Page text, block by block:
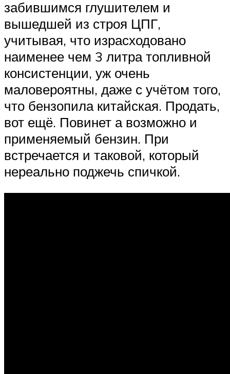
забившимся глушителем и
вышедшей из строя ЦПГ,
учитывая, что израсходовано
наименее чем 3 литра топливной
консистенции, уж очень
маловероятны, даже с учётом того,
что бензопила китайская. Продать,
вот ещё. Повинет а возможно и
применяемый бензин. При
встречается и таковой, который
нереально поджечь спичкой.